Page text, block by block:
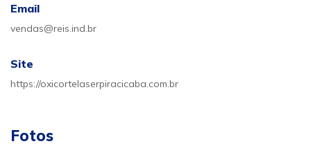
Email
vendas@reis.ind.br
Site
https://oxicortelaserpiracicaba.com.br
Fotos